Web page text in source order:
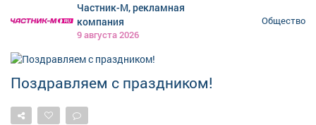
Частник-М, рекламная
компания
9 августа 2026
Общество
Поздравляем с праздником!